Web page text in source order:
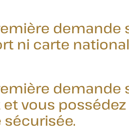
demande
ni carte
demande
vous possédez